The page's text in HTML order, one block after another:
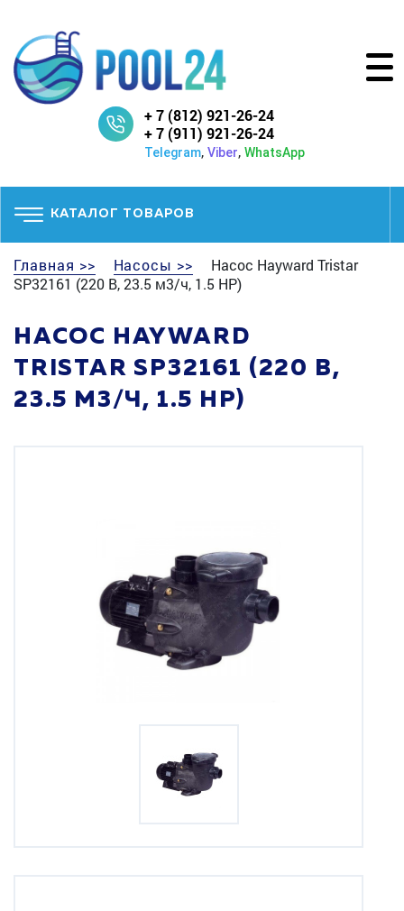
+ 7 (812) 921-26-24
+ 7 (911) 921-26-24
Telegram, Viber, WhatsApp
КАТАЛОГ ТОВАРОВ
Главная >> Насосы >>
Насос Hayward Tristar
SP32161 (220 В, 23.5 м3/ч, 1.5 HP)
НАСОС HAYWARD
TRISTAR SP32161 (220 В,
23.5 М3/Ч, 1.5 HP)